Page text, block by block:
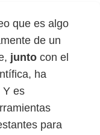
que es algo
de un
junto con el
ha
Y es
para